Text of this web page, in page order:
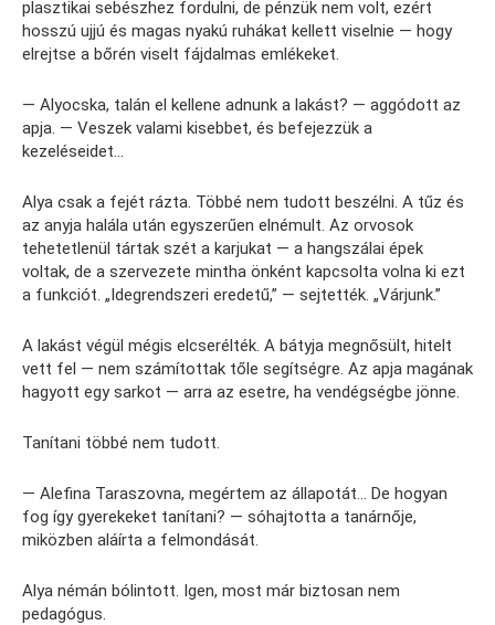
plasztikai sebészhez fordulni, de pénzük nem volt, ezért
hosszú ujjú és magas nyakú ruhákat kellett viselnie — hogy
elrejtse a bőrén viselt fájdalmas emlékeket.
— Alyocska, talán el kellene adnunk a lakást? — aggódott az
apja. — Veszek valami kisebbet, és befejezzük a
kezeléseidet…
Alya csak a fejét rázta. Többé nem tudott beszélni. A tűz és
az anyja halála után egyszerűen elnémult. Az orvosok
tehetetlenül tártak szét a karjukat — a hangszálai épek
voltak, de a szervezete mintha önként kapcsolta volna ki ezt
a funkciót. „Idegrendszeri eredetű,” — sejtették. „Várjunk.”
A lakást végül mégis elcserélték. A bátyja megnősült, hitelt
vett fel — nem számítottak tőle segítségre. Az apja magának
hagyott egy sarkot — arra az esetre, ha vendégségbe jönne.
Tanítani többé nem tudott.
— Alefina Taraszovna, megértem az állapotát… De hogyan
fog így gyerekeket tanítani? — sóhajtotta a tanárnője,
miközben aláírta a felmondását.
Alya némán bólintott. Igen, most már biztosan nem
pedagógus.